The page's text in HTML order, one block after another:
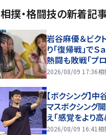
相撲・格闘技の新着記
岩谷麻優＆ビク
り「復帰戦」でＳ
熱闘も敗戦「プ
レス頑張ろう」…
2026/08/09 17:36相
【ボクシング】
マスボクシン
え「感覚をより
公開収録に参加
2026/08/09 16:41 相